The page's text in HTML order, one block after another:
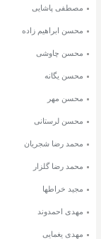
مصطفی پاشایی
محسن ابراهیم زاده
محسن چاوشی
محسن یگانه
محسن مهر
محسن لرستانی
محمد رضا شجریان
محمد رضا گلزار
مجید خراطها
مهدی احمدوند
مهدی یغمایی